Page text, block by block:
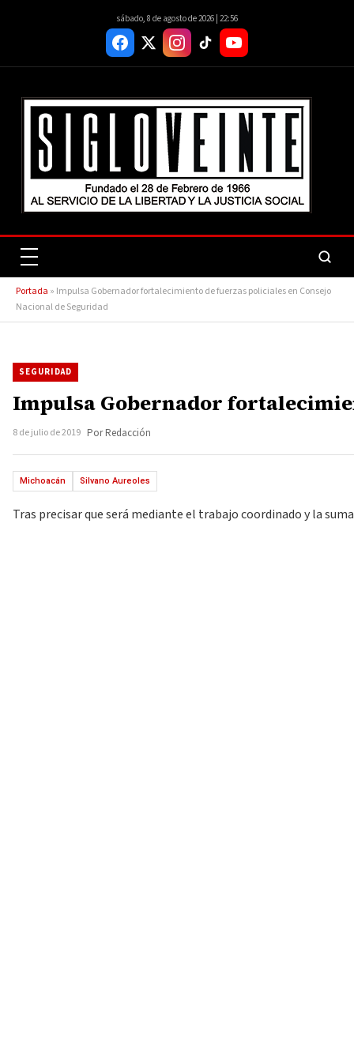
sábado, 8 de agosto de 2026 | 22:56
Portada » Impulsa Gobernador fortalecimiento de fuerzas policiales en Consejo
Nacional de Seguridad
SEGURIDAD
Impulsa Gobernador
8 de julio de 2019 Por Redacción
Michoacán Silvano Aureoles
Tras precisar que será mediante el trabajo coordinado y la